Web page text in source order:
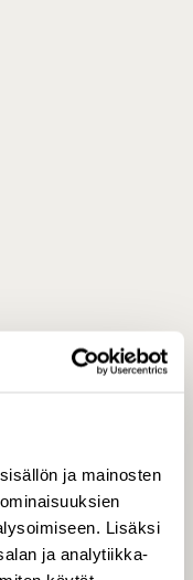
ja mainosten
Lisäksi
ja analytiikka-